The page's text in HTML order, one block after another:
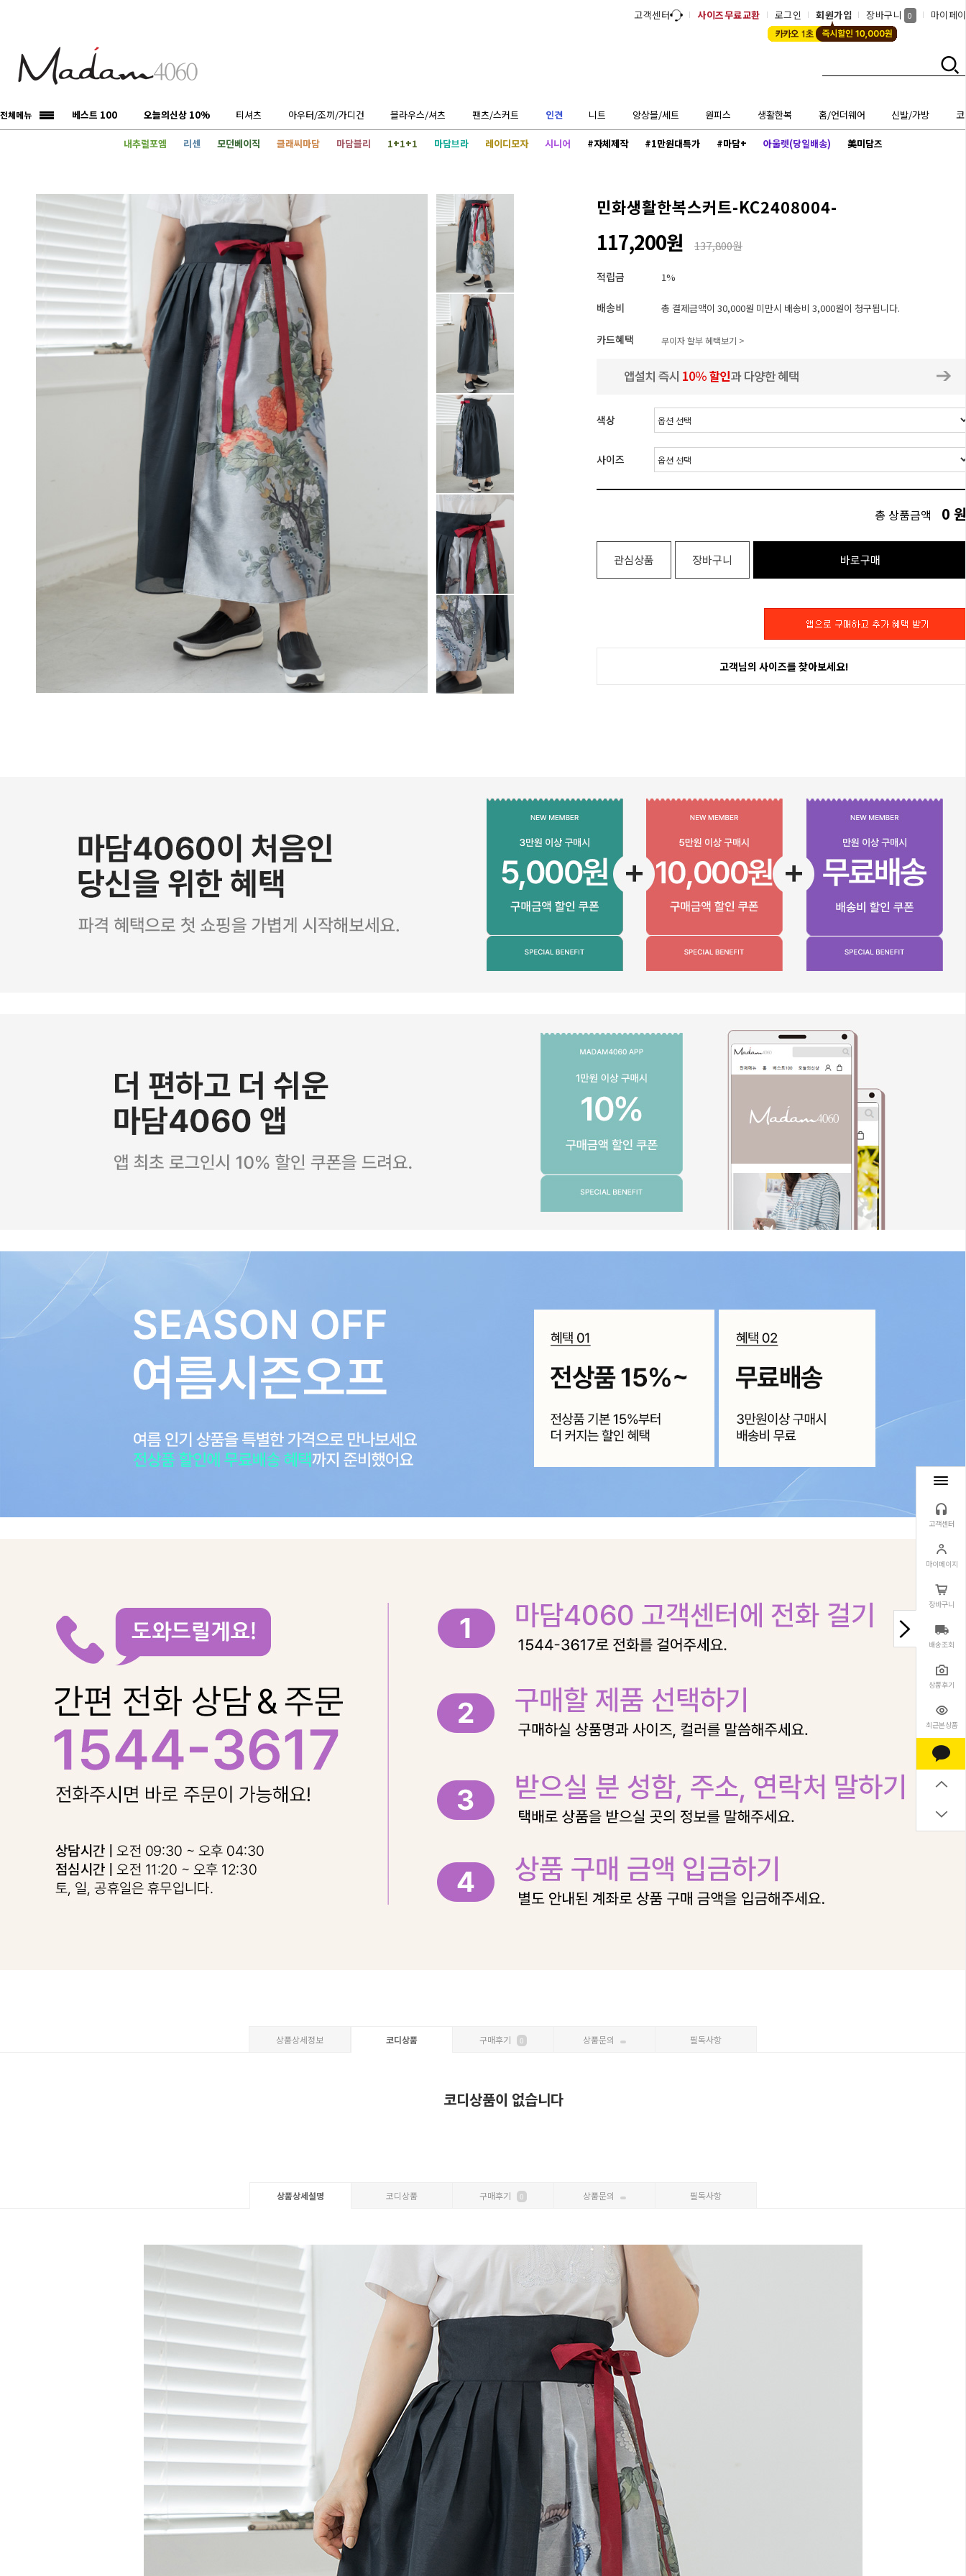
고객센터
마이페이지
장바구니
배송조회
상품후기
최근본상품
고객센터 사이즈무료교환 로그인 회원가입 장바구니 0 마이페
전체메뉴 베스트 100 오늘의신상 10% 티셔츠 아우터/조끼/가디건 블라우스/셔츠 팬츠/스커트 인견 니트 앙상블/세트 원피스 생활한복 홈/언더웨어 신발/가방
내추럴포엠 리센 모던베이직 클래씨마담 마담블리 1+1+1 마담브라 레이디모자 시니어 #자체제작 #1만원대특가 #마담+ 아울렛(당일배송) 美미담즈
민화생활한복스커트-KC2408004-
117,200원 137,800원
적립금 1%
배송비 총 결제금액이 30,000원 미만시 배송비 3,000원이 청구됩니다.
카드혜택 무이자 할부 혜택보기 >
색상
사이즈
총 상품금액 0 원
관심상품 장바구니 바로구매
고객님의 사이즈를 찾아보세요!
상품상세정보 코디상품 구매후기 0 상품문의 필독사항
코디상품이 없습니다
상품상세설명 코디상품 구매후기 0 상품문의 필독사항